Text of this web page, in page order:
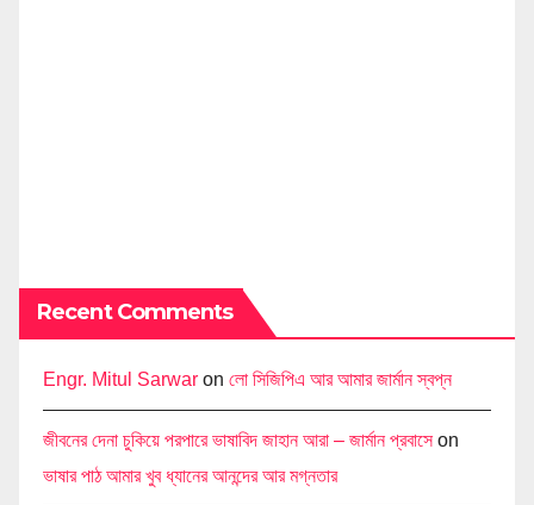
Recent Comments
Engr. Mitul Sarwar on লো সিজিপিএ আর আমার জার্মান স্বপ্ন
জীবনের দেনা চুকিয়ে পরপারে ভাষাবিদ জাহান আরা – জার্মান প্রবাসেon
ভাষার পাঠ আমার খুব ধ্যানের আনন্দের আর মগ্নতার